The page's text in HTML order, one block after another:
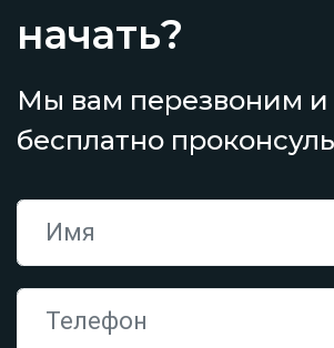
начать?
Мы вам перезвоним и
бесплатно